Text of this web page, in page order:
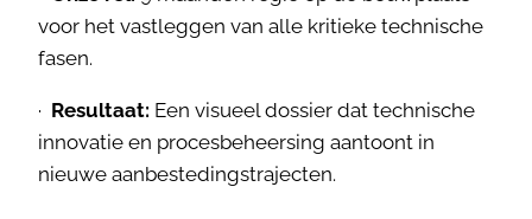
voor het vastleggen van alle kritieke technische
fasen.
· Resultaat: Een visueel dossier dat technische
innovatie en procesbeheersing aantoont in
nieuwe aanbestedingstrajecten.